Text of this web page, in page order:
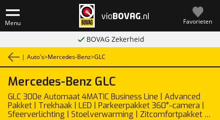
Menu Favorieten
BOVAG Zekerheid
| Auto's>Mercedes-Benz>GLC
Mercedes-Benz GLC
GLC 300e Automaat 4MATIC Business Line | Advanced
Pakket | Trekhaak | LED | Parkeerpakket 360°-camera |
Sfeerverlichting | Stoelverwarming | Zitcomfortpakket |